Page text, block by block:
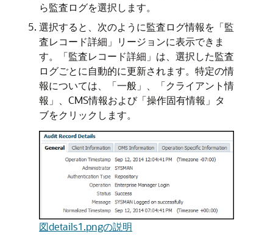
ら監査ログを選択します。
選択すると、次のように監査ログ情報を「監
査レコード詳細」リージョンに表示できま
す。「監査レコード詳細」は、選択した監査
ログごとに自動的に更新されます。特定の情
報については、「一般」、「クライアント情
報」、CMS情報および「操作固有情報」タ
ブをクリックします。
図details1.pngの説明